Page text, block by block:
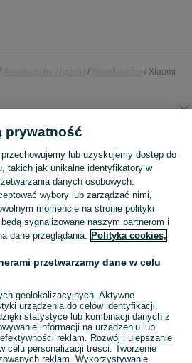
Xiaomi
Sprzedaż smartwatchy Xiaomi w Polsce ▶️ Mi Band, Redmi Watch i inne serie ✅ Nowe i używane w okazyjnych cenach ✌ Sprawdź oferty i kupuj tanio na OLX.pl!
prywatność
lub uzyskujemy dostęp do
takich jak unikalne identyfikatory w
danych osobowych.
wybory lub zarządzać nimi,
momencie na stronie polityki
sygnalizowane naszym partnerom i
dane przeglądania. Polityka cookies,
przetwarzamy dane w celu
geolokalizacyjnych. Aktywne
urządzenia do celów identyfikacji.
statystyce lub kombinacji danych z
informacji na urządzeniu lub
reklam. Rozwój i ulepszanie
celu personalizacji treści. Tworzenie
reklam. Wykorzystywanie